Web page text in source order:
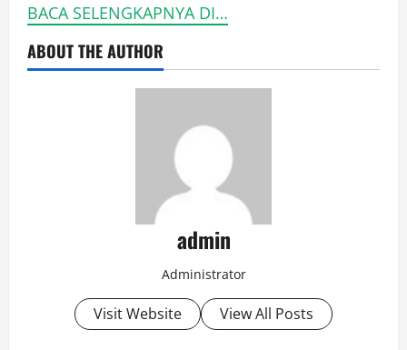
BACA SELENGKAPNYA DI…
ABOUT THE AUTHOR
admin
Administrator
Visit Website View All Posts